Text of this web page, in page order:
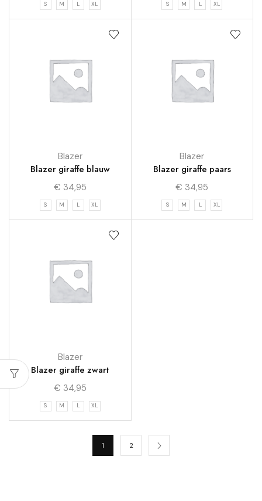
S M L XL S M L XL
Blazer
Blazer giraffe blauw
€ 34,95
S M L XL
Blazer
Blazer giraffe paars
€ 34,95
S M L XL
Blazer
Blazer giraffe zwart
€ 34,95
S M L XL
1 2